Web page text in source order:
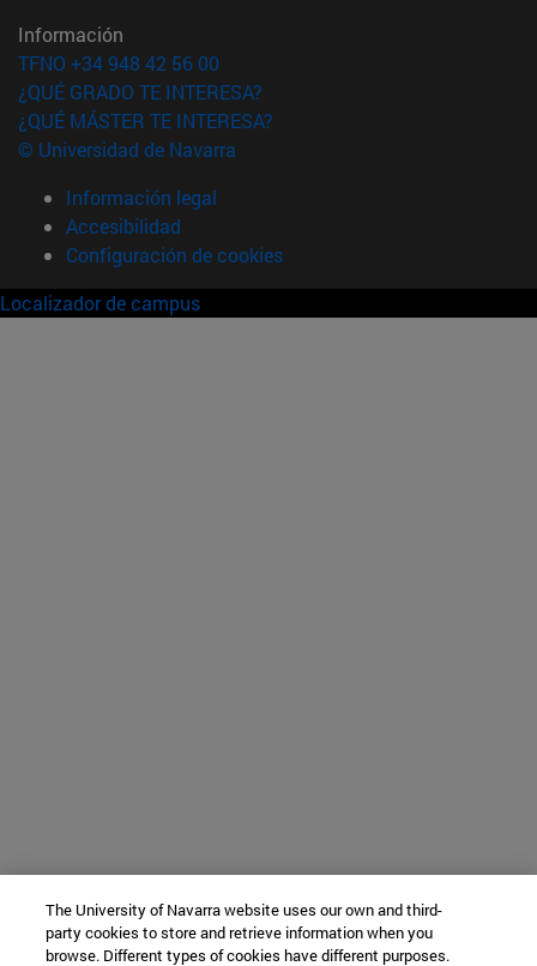
Información
TFNO +34 948 42 56 00
¿QUÉ GRADO TE INTERESA?
¿QUÉ MÁSTER TE INTERESA?
© Universidad de Navarra
Información legal
Accesibilidad
Configuración de cookies
Localizador de campus
The University of Navarra website uses our own and third-
party cookies to store and retrieve information when you
browse. Different types of cookies have different purposes.